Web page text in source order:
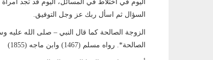
اليوم في اختلاط في المسائل، اليوم قد تجد
السؤال ثم اسأل ربك عز وجل التوفيق.
الزوجة الصالحة كما قال النبي – صلى الله عليه
الصالحة*. رواه مسلم (1467) وابن ماجه (1855)